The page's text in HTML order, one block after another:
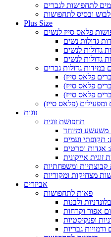
לתחפושות לגברים
Plus Size
פלאס סייז לנשים
גדולות נשים
גדולות לנשים
גדולות לנשים
במידות גדולות גברים
פלאס סייז)
פלאס סייז)
פלאס סייז)
ומפעילים (פלאס סייז)
זוגות
תחפושת זוגית
משעשע ומיוחד
תקופתי ועמים
אגדות וסרטים
אייקונית
ומשפחתיות
מצחיקות ומקוריות
אביזרים
פאות לתחפושות
ולבנות
אפור וקרחות
ופנקיסטיות
גבריות